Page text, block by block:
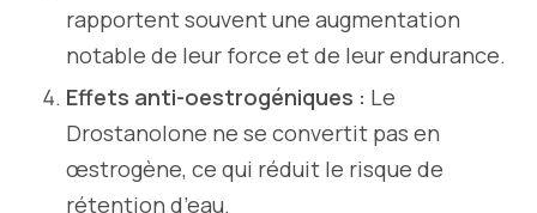
rapportent souvent une augmentation
notable de leur force et de leur endurance.
Effets anti-oestrogéniques : Le
Drostanolone ne se convertit pas en
œstrogène, ce qui réduit le risque de
rétention d’eau.